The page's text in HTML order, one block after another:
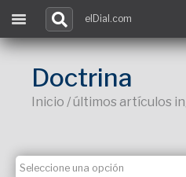
elDial.com
Doctrina
Inicio / últimos artículos